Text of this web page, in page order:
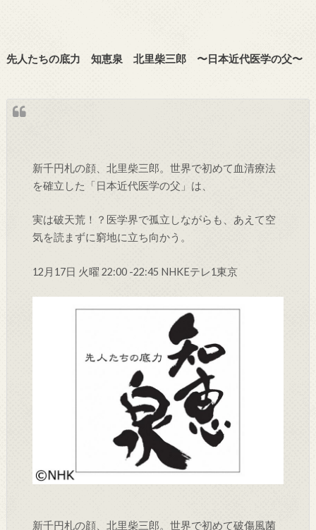
先人たちの底力 知恵泉 北里柴三郎 〜日本近代医学の父〜
新千円札の顔、北里柴三郎。世界で初めて血清療法
を確立した「日本近代医学の父」は、
実は破天荒！？医学界で孤立しながらも、あえて空
気を読まずに窮地に立ち向かう。
12月17日 火曜 22:00 -22:45 NHKEテレ1東京
新千円札の顔、北里柴三郎。世界で初めて破傷風菌